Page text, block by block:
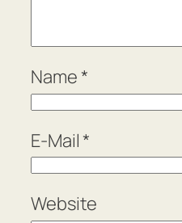
Name *
E-Mail *
Website